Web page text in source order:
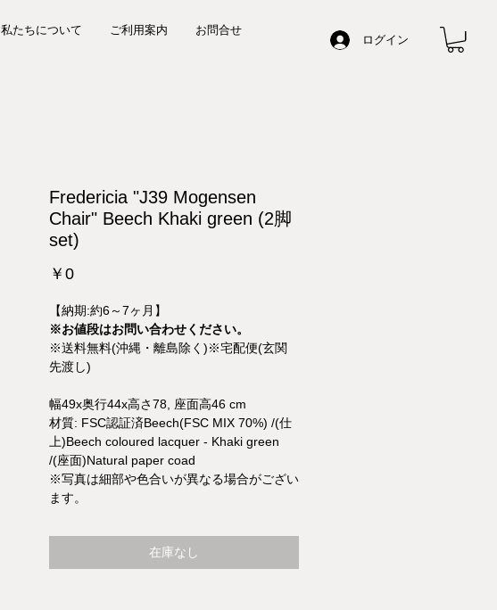
ログイン
私たちについて ご利用案内 お問合せ
Fredericia "J39 Mogensen
Chair" Beech Khaki green (2脚
set)
￥0価
【納期:約6～7ヶ月】
※お値段はお問い合わせください。
※送料無料(沖縄・離島除く)※宅配便(玄関
先渡し)
幅49x奥行44x高さ78, 座面高46 cm
材質: FSC認証済Beech(FSC MIX 70%) /(仕
上)Beech coloured lacquer - Khaki green
/(座面)Natural paper coad
※写真は細部や色合いが異なる場合がござい
ます。
在庫なし